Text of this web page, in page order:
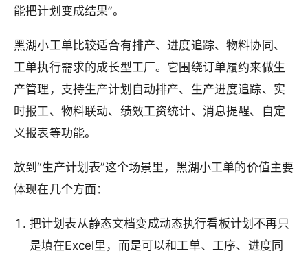
能把计划变成结果”。
黑湖小工单比较适合有排产、进度追踪、物料协同、
工单执行需求的成长型工厂。它围绕订单履约来做生
产管理，支持生产计划自动排产、生产进度追踪、实
时报工、物料联动、绩效工资统计、消息提醒、自定
义报表等功能。
放到“生产计划表”这个场景里，黑湖小工单的价值主要
体现在几个方面：
把计划表从静态文档变成动态执行看板计划不再只
是填在Excel里，而是可以和工单、工序、进度同